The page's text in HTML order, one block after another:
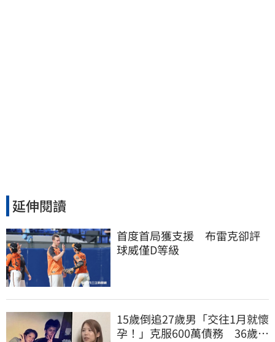
延伸閱讀
首度首局獲支援　布雷克卻評
球威僅D等級
15歲倒追27歲男「交往1月就懷
孕！」克服600萬債務 36歲美